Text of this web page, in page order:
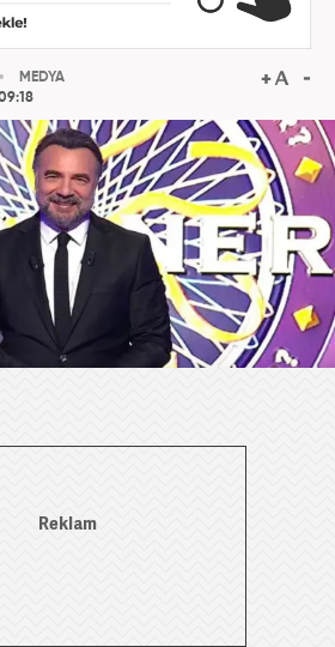
MEDYA